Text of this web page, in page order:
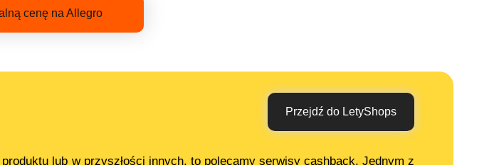
cenę na Allegro
Przejdź do LetyShops
lub w przyszłości innych, to polecamy serwisy cashback. Jednym z